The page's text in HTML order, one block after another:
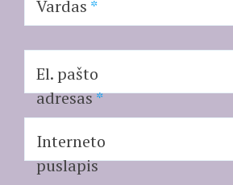
Vardas *
El. pašto
adresas*
Interneto
puslapis